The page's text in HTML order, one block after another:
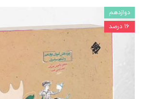
دوازدهم
۱۶ درصد